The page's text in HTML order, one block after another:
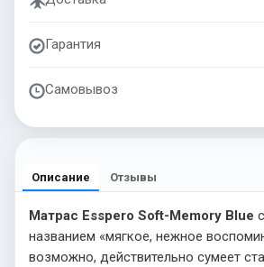
Гарантия
Самовывоз
Описание Отзывы
Матрас Esspero Soft-Memory Blue
названием «мягкое, нежное
возможно, действительно сумеет